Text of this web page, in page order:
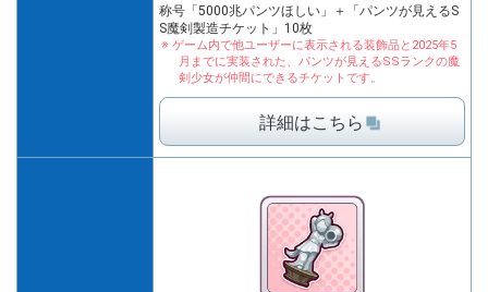
称号「5000兆パンツほしい」＋
「パンツが見えるS
S魔剣製造チケット」10枚
ゲーム内で他ユーザーに表示される装飾品と 2025年5
月までに実装された、パンツが見えるSSランクの魔
剣少女が仲間にできるチケットです。
詳細はこちら